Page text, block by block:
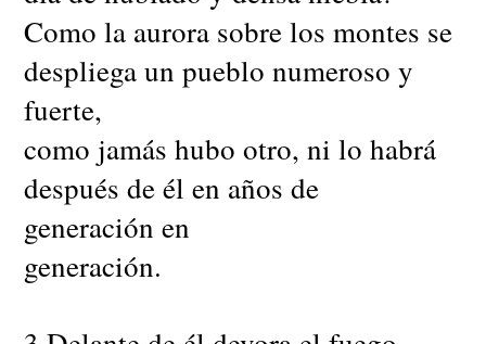
Como la aurora sobre los montes se
despliega un pueblo numeroso y
fuerte,
como jamás hubo otro, ni lo habrá
después de él en años de
generación en
generación.